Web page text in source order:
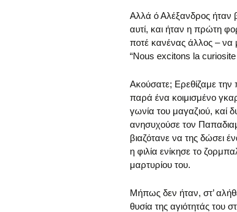
Αλλά ό Αλέξανδρος ήταν
αυτί, και ήταν η πρώτη
ποτέ κανένας άλλος – να
“Nous excitons la curiosite
Ακούσατε; Ερεθίζαμε την
παρά ένα κοιμισμένο
γωνία του μαγαζιού, καί
ανησυχούσε τον
βιαζότανε να της δώσει
η φιλία ενίκησε το
μαρτυρίου του.
Μήπως δεν ήταν, στ’
θυσία της αγιότητάς του